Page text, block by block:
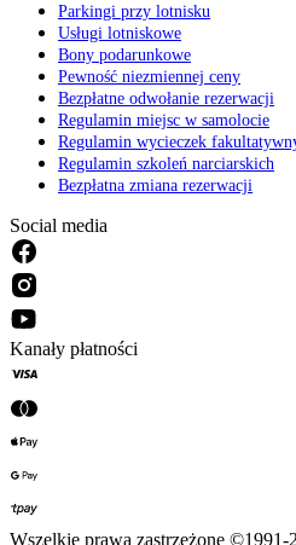
Parkingi przy lotnisku
Usługi lotniskowe
Bony podarunkowe
Pewność niezmiennej ceny
Bezpłatne odwołanie rezerwacji
Regulamin miejsc w samolocie
Regulamin wycieczek
Regulamin szkoleń narciarskich
Bezpłatna zmiana rezerwacji
Social media
Kanały płatności
Wszelkie prawa zastrzeżone